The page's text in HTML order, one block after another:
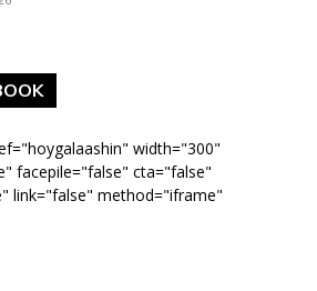
width="300"
facepile="false" cta="false"
link="false" method="iframe"